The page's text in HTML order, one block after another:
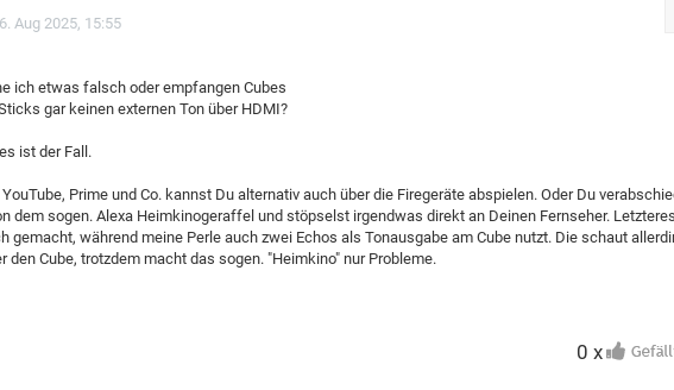
Aug 2025, 15:55
ich etwas falsch oder empfangen Cubes
gar keinen externen Ton über HDMI?
ist der Fall.
Prime und Co. kannst Du alternativ auch über die Firegeräte abspielen. Oder Du
dem sogen. Alexa Heimkinogeraffel und stöpselst irgendwas direkt an Deinen Fernseher. Letzteres
gemacht, während meine Perle auch zwei Echos als Tonausgabe am Cube nutzt. Die schaut
den Cube, trotzdem macht das sogen. "Heimkino" nur Probleme.
0 x